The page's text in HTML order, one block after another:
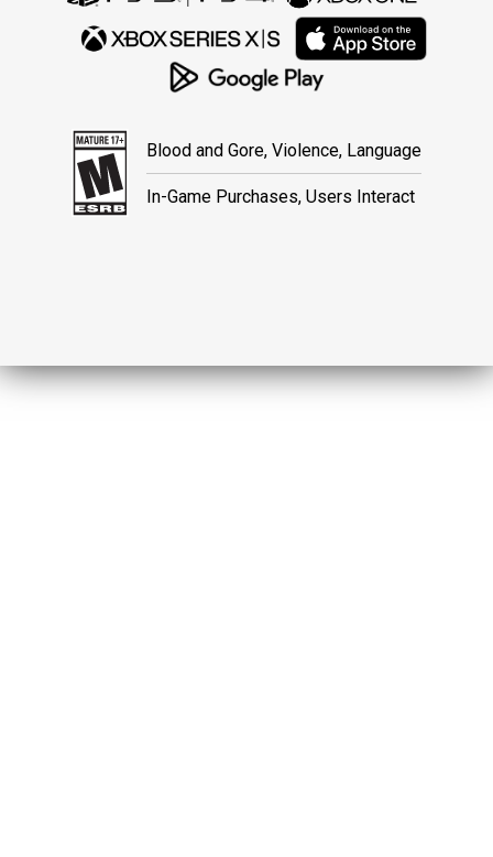
Blood and Gore, Violence, Language
In-Game Purchases, Users Interact